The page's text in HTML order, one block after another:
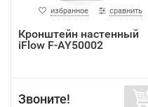
избранное сравнить
Кронштейн настенный
iFlow F-AY50002
Звоните!